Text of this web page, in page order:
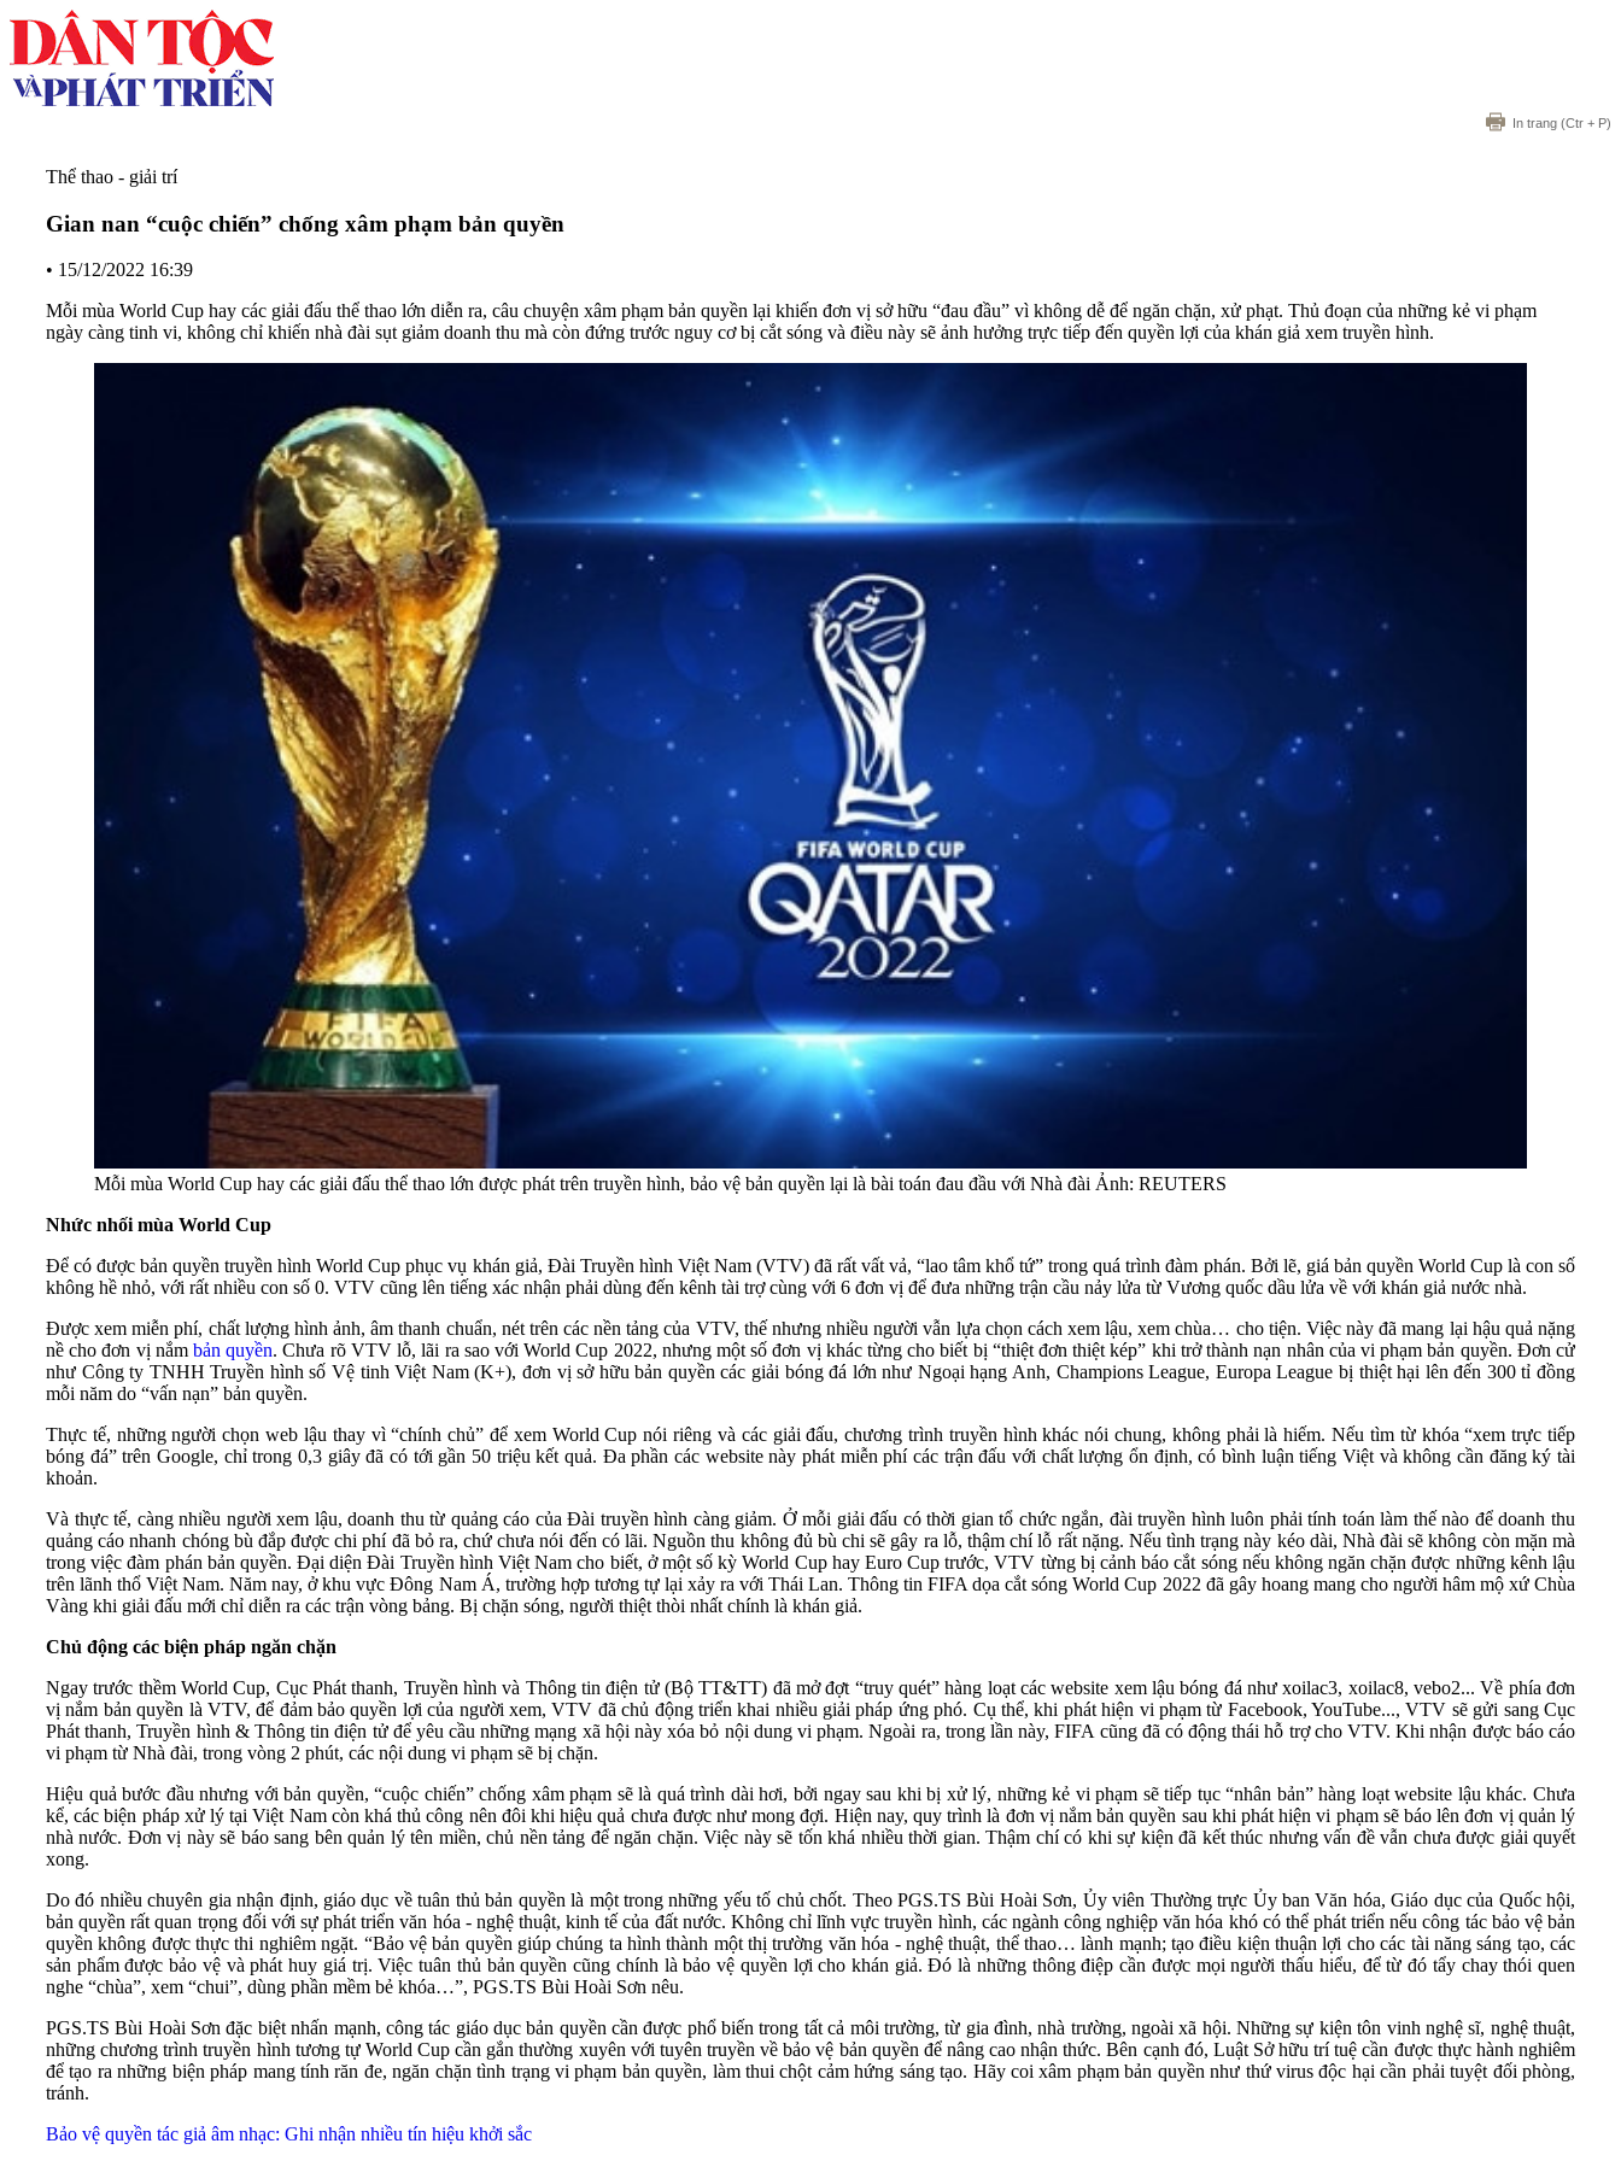
In trang (Ctr + P)
Thể thao - giải trí
Gian nan “cuộc chiến” chống xâm phạm bản quyền
• 15/12/2022 16:39
Mỗi mùa World Cup hay các giải đấu thể thao lớn diễn ra, câu chuyện xâm phạm bản quyền lại khiến đơn vị sở hữu “đau đầu” vì không dễ để ngăn chặn, xử phạt. Thủ đoạn của những kẻ vi phạm
ngày càng tinh vi, không chỉ khiến nhà đài sụt giảm doanh thu mà còn đứng trước nguy cơ bị cắt sóng và điều này sẽ ảnh hưởng trực tiếp đến quyền lợi của khán giả xem truyền hình.
Mỗi mùa World Cup hay các giải đấu thể thao lớn được phát trên truyền hình, bảo vệ bản quyền lại là bài toán đau đầu với Nhà đài Ảnh: REUTERS
Nhức nhối mùa World Cup
Để có được bản quyền truyền hình World Cup phục vụ khán giả, Đài Truyền hình Việt Nam (VTV) đã rất vất vả, “lao tâm khổ tứ” trong quá trình đàm phán. Bởi lẽ, giá bản quyền World Cup là con số
không hề nhỏ, với rất nhiều con số 0. VTV cũng lên tiếng xác nhận phải dùng đến kênh tài trợ cùng với 6 đơn vị để đưa những trận cầu nảy lửa từ Vương quốc dầu lửa về với khán giả nước nhà.
Được xem miễn phí, chất lượng hình ảnh, âm thanh chuẩn, nét trên các nền tảng của VTV, thế nhưng nhiều người vẫn lựa chọn cách xem lậu, xem chùa… cho tiện. Việc này đã mang lại hậu quả nặng
nề cho đơn vị nắmbản quyền. Chưa rõ VTV lỗ, lãi ra sao với World Cup 2022, nhưng một số đơn vị khác từng cho biết bị “thiệt đơn thiệt kép” khi trở thành nạn nhân của vi phạm bản quyền. Đơn cử
như Công ty TNHH Truyền hình số Vệ tinh Việt Nam (K+), đơn vị sở hữu bản quyền các giải bóng đá lớn như Ngoại hạng Anh, Champions League, Europa League bị thiệt hại lên đến 300 tỉ đồng
mỗi năm do “vấn nạn” bản quyền.
Thực tế, những người chọn web lậu thay vì “chính chủ” để xem World Cup nói riêng và các giải đấu, chương trình truyền hình khác nói chung, không phải là hiếm. Nếu tìm từ khóa “xem trực tiếp
bóng đá” trên Google, chỉ trong 0,3 giây đã có tới gần 50 triệu kết quả. Đa phần các website này phát miễn phí các trận đấu với chất lượng ổn định, có bình luận tiếng Việt và không cần đăng ký tài
khoản.
Và thực tế, càng nhiều người xem lậu, doanh thu từ quảng cáo của Đài truyền hình càng giảm. Ở mỗi giải đấu có thời gian tổ chức ngắn, đài truyền hình luôn phải tính toán làm thế nào để doanh thu
quảng cáo nhanh chóng bù đắp được chi phí đã bỏ ra, chứ chưa nói đến có lãi. Nguồn thu không đủ bù chi sẽ gây ra lỗ, thậm chí lỗ rất nặng. Nếu tình trạng này kéo dài, Nhà đài sẽ không còn mặn mà
trong việc đàm phán bản quyền. Đại diện Đài Truyền hình Việt Nam cho biết, ở một số kỳ World Cup hay Euro Cup trước, VTV từng bị cảnh báo cắt sóng nếu không ngăn chặn được những kênh lậu
trên lãnh thổ Việt Nam. Năm nay, ở khu vực Đông Nam Á, trường hợp tương tự lại xảy ra với Thái Lan. Thông tin FIFA dọa cắt sóng World Cup 2022 đã gây hoang mang cho người hâm mộ xứ Chùa
Vàng khi giải đấu mới chỉ diễn ra các trận vòng bảng. Bị chặn sóng, người thiệt thòi nhất chính là khán giả.
Chủ động các biện pháp ngăn chặn
Ngay trước thềm World Cup, Cục Phát thanh, Truyền hình và Thông tin điện tử (Bộ TT&TT) đã mở đợt “truy quét” hàng loạt các website xem lậu bóng đá như xoilac3, xoilac8, vebo2... Về phía đơn
vị nắm bản quyền là VTV, để đảm bảo quyền lợi của người xem, VTV đã chủ động triển khai nhiều giải pháp ứng phó. Cụ thể, khi phát hiện vi phạm từ Facebook, YouTube..., VTV sẽ gửi sang Cục
Phát thanh, Truyền hình & Thông tin điện tử để yêu cầu những mạng xã hội này xóa bỏ nội dung vi phạm. Ngoài ra, trong lần này, FIFA cũng đã có động thái hỗ trợ cho VTV. Khi nhận được báo cáo
vi phạm từ Nhà đài, trong vòng 2 phút, các nội dung vi phạm sẽ bị chặn.
Hiệu quả bước đầu nhưng với bản quyền, “cuộc chiến” chống xâm phạm sẽ là quá trình dài hơi, bởi ngay sau khi bị xử lý, những kẻ vi phạm sẽ tiếp tục “nhân bản” hàng loạt website lậu khác. Chưa
kể, các biện pháp xử lý tại Việt Nam còn khá thủ công nên đôi khi hiệu quả chưa được như mong đợi. Hiện nay, quy trình là đơn vị nắm bản quyền sau khi phát hiện vi phạm sẽ báo lên đơn vị quản lý
nhà nước. Đơn vị này sẽ báo sang bên quản lý tên miền, chủ nền tảng để ngăn chặn. Việc này sẽ tốn khá nhiều thời gian. Thậm chí có khi sự kiện đã kết thúc nhưng vấn đề vẫn chưa được giải quyết
xong.
Do đó nhiều chuyên gia nhận định, giáo dục về tuân thủ bản quyền là một trong những yếu tố chủ chốt. Theo PGS.TS Bùi Hoài Sơn, Ủy viên Thường trực Ủy ban Văn hóa, Giáo dục của Quốc hội,
bản quyền rất quan trọng đối với sự phát triển văn hóa - nghệ thuật, kinh tế của đất nước. Không chỉ lĩnh vực truyền hình, các ngành công nghiệp văn hóa khó có thể phát triển nếu công tác bảo vệ bản
quyền không được thực thi nghiêm ngặt. “Bảo vệ bản quyền giúp chúng ta hình thành một thị trường văn hóa - nghệ thuật, thể thao… lành mạnh; tạo điều kiện thuận lợi cho các tài năng sáng tạo, các
sản phẩm được bảo vệ và phát huy giá trị. Việc tuân thủ bản quyền cũng chính là bảo vệ quyền lợi cho khán giả. Đó là những thông điệp cần được mọi người thấu hiểu, để từ đó tẩy chay thói quen
nghe “chùa”, xem “chui”, dùng phần mềm bẻ khóa…”, PGS.TS Bùi Hoài Sơn nêu.
PGS.TS Bùi Hoài Sơn đặc biệt nhấn mạnh, công tác giáo dục bản quyền cần được phổ biến trong tất cả môi trường, từ gia đình, nhà trường, ngoài xã hội. Những sự kiện tôn vinh nghệ sĩ, nghệ thuật,
những chương trình truyền hình tương tự World Cup cần gắn thường xuyên với tuyên truyền về bảo vệ bản quyền để nâng cao nhận thức. Bên cạnh đó, Luật Sở hữu trí tuệ cần được thực hành nghiêm
để tạo ra những biện pháp mang tính răn đe, ngăn chặn tình trạng vi phạm bản quyền, làm thui chột cảm hứng sáng tạo. Hãy coi xâm phạm bản quyền như thứ virus độc hại cần phải tuyệt đối phòng,
tránh.
Bảo vệ quyền tác giả âm nhạc: Ghi nhận nhiều tín hiệu khởi sắc